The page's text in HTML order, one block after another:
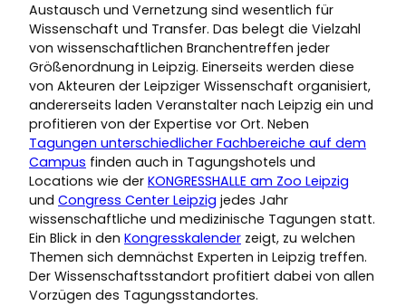
Austausch und Vernetzung sind wesentlich für
Wissenschaft und Transfer. Das belegt die Vielzahl
von wissenschaftlichen Branchentreffen jeder
Größenordnung in Leipzig. Einerseits werden diese
von Akteuren der Leipziger Wissenschaft organisiert,
andererseits laden Veranstalter nach Leipzig ein und
profitieren von der Expertise vor Ort. Neben
Tagungen unterschiedlicher Fachbereiche auf dem
Campus finden auch in Tagungshotels und
Locations wie der KONGRESSHALLE am Zoo Leipzig
und Congress Center Leipzig jedes Jahr
wissenschaftliche und medizinische Tagungen statt.
Ein Blick in den Kongresskalender zeigt, zu welchen
Themen sich demnächst Experten in Leipzig treffen.
Der Wissenschaftsstandort profitiert dabei von allen
Vorzügen des Tagungsstandortes.